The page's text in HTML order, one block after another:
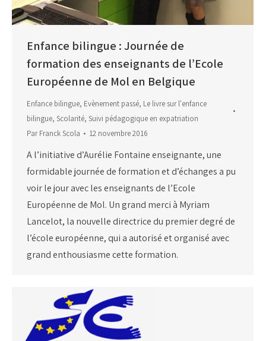
Enfance bilingue : Journée de
formation des enseignants de l’Ecole
Européenne de Mol en Belgique
Enfance bilingue, Evènement passé, Le livre sur l'enfance
bilingue, Scolarité, Suivi pédagogique en expatriation
ParFranck Scola 12 novembre 2016
A l’initiative d’Aurélie Fontaine enseignante, une
formidable journée de formation et d’échanges a pu
voir le jour avec les enseignants de l’Ecole
Européenne de Mol. Un grand merci à Myriam
Lancelot, la nouvelle directrice du premier degré de
l’école européenne, qui a autorisé et organisé avec
grand enthousiasme cette formation.